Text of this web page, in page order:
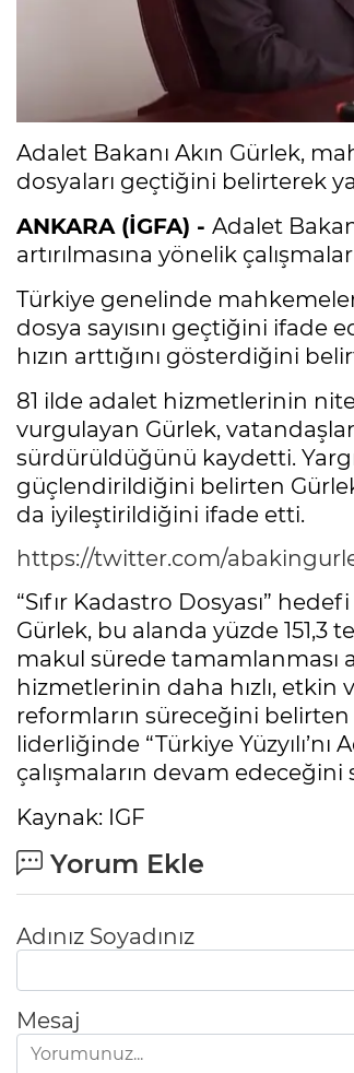
Adalet Bakanı Akın Gürlek,
dosyaları geçtiğini belirterek
ANKARA (İGFA) - Adalet
artırılmasına yönelik
Türkiye genelinde
dosya sayısını geçtiğini
hızın arttığını gösterdiğini
81 ilde adalet hizmetlerinin
vurgulayan Gürlek,
sürdürüldüğünü kaydetti.
güçlendirildiğini belirten
da iyileştirildiğini ifade etti.
https://twitter.com/
“Sıfır Kadastro Dosyası”
Gürlek, bu alanda yüzde 151,3
makul sürede tamamlanması
hizmetlerinin daha hızlı, etkin
reformların süreceğini
liderliğinde “Türkiye
çalışmaların devam edeceğini
Kaynak: IGF
Yorum Ekle
Adınız Soyadınız
Mesaj